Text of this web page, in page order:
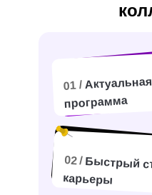
01 / Актуальная
программа
02 / Быстрый
карьеры